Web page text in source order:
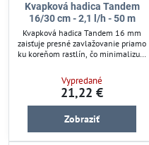
Kvapková hadica Tandem
16/30 cm - 2,1 l/h - 50 m
Kvapková hadica Tandem 16 mm
zaisťuje presné zavlažovanie priamo
ku koreňom rastlín, čo minimalizuje
rozstupom kvapkačov 30 cm a
prietokom 2,1 l/h je vhodná pre
záhony, skleníky či živé ploty.
Odolný materiál a nízky
odporúčaný tlak 1–1,5 bar
Vypredané
21,22 €
Zobraziť